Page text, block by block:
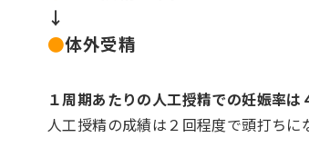
↓
●体外受精
１周期あたりの人工授精での妊娠率は
人工授精の成績は２回程度で頭打ちに